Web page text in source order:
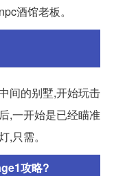
酒馆老板。
间的别墅,开始玩击
,一开始是已经瞄准
只需。
攻略?